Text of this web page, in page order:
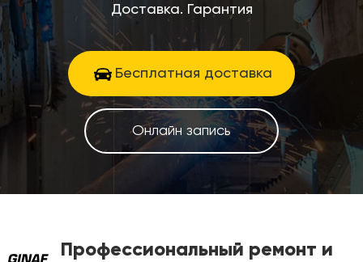
Доставка. Гарантия
Бесплатная доставка
Онлайн запись
Профессиональный ремонт и